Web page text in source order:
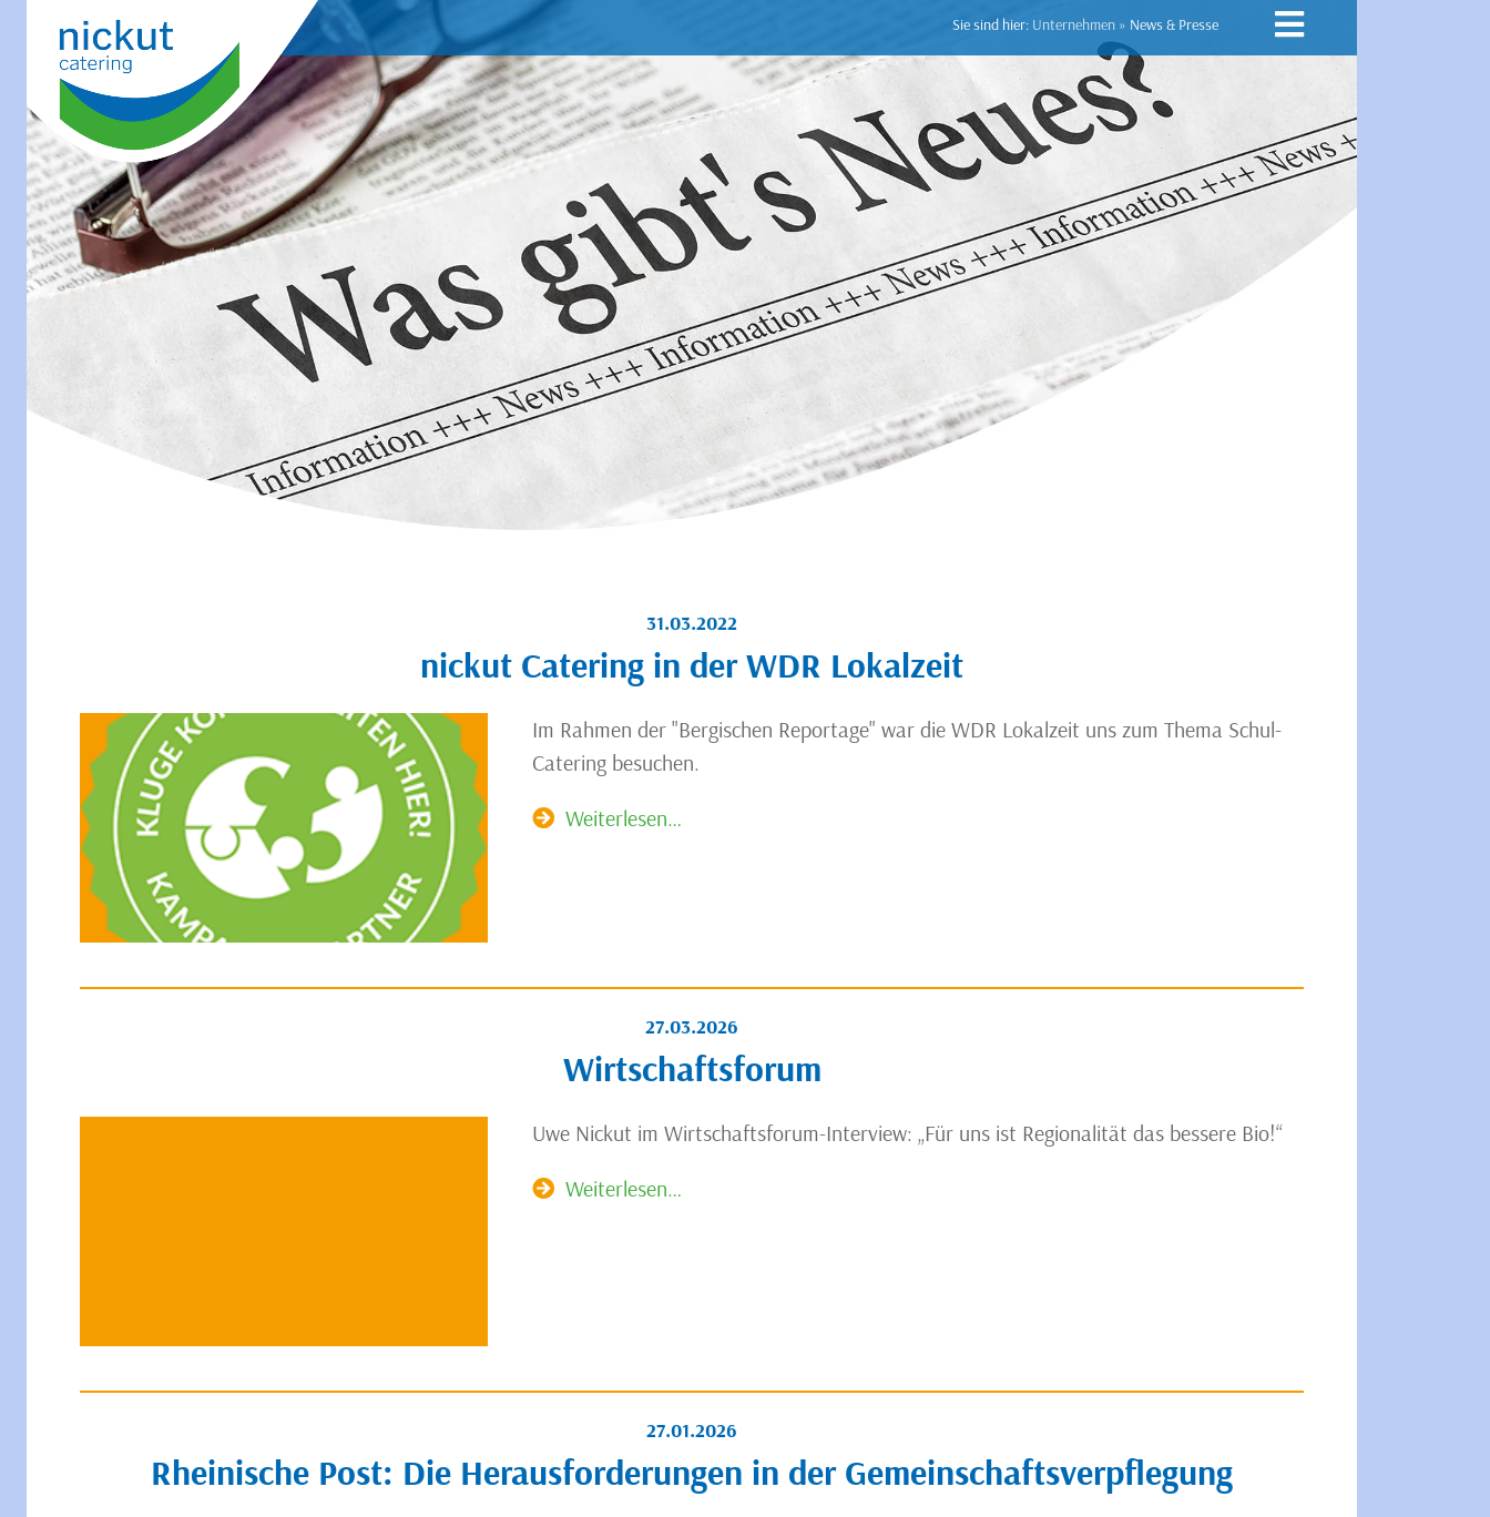
Sie sind hier: Unternehmen » News & Presse
31.03.2022
nickut Catering in der WDR Lokalzeit
Im Rahmen der "Bergischen Reportage" war die WDR Lokalzeit uns zum Thema Schul-
Catering besuchen.
Weiterlesen…
27.03.2026
Wirtschaftsforum
Uwe Nickut im Wirtschaftsforum-Interview: „Für uns ist Regionalität das bessere Bio!“
Weiterlesen…
27.01.2026
Rheinische Post: Die Herausforderungen in der Gemeinschaftsverpflegung